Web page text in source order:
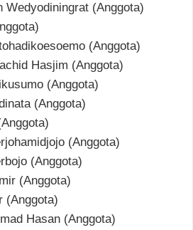
Wedyodiningrat (Anggota)
(Anggota)
Hasjim (Anggota)
(Anggota)
(Anggota)
(Anggota)
(Anggota)
(Anggota)
(Anggota)
Hasan (Anggota)